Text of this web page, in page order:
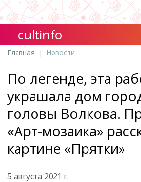
cultinfo
Главная Новости
По легенде, эта
украшала дом
головы Волкова.
«Арт-мозаика»
картине «Прятки»
5 августа 2021 г.